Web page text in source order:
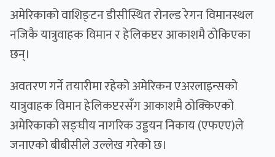
अमेरिकाको वाशिङ्टन डीसीस्थित रोनल्ड रेगन विमानस्थल
नजिकै यात्रुवाहक विमान र हेलिकप्टर आकाशमै ठोकिएका
छन्।
अवतरण गर्ने तयारीमा रहेको अमेरिकन एअरलाइन्सको
यात्रुवाहक विमान हेलिकप्टरसँग आकाशमै ठोक्किएको
अमेरिकाको सङ्घीय नागरिक उड्डयन निकाय (एफएए)ले
जनाएको बीबीसीले उल्लेख गरेको छ।